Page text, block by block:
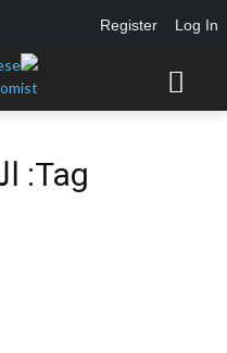
Tag:
Log In
Register